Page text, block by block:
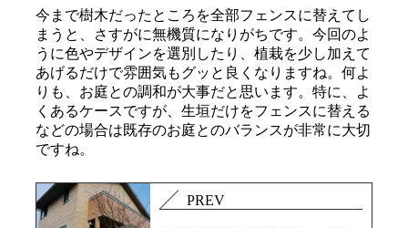
今まで樹木だったところを全部フェンスに替えてし
まうと、さすがに無機質になりがちです。今回のよ
うに色やデザインを選別したり、植栽を少し加えて
あげるだけで雰囲気もグッと良くなりますね。何よ
りも、お庭との調和が大事だと思います。特に、よ
くあるケースですが、生垣だけをフェンスに替える
などの場合は既存のお庭とのバランスが非常に大切
ですね。
PREV